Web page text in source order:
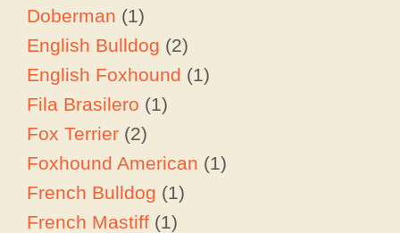
Doberman (1)
English Bulldog (2)
English Foxhound (1)
Fila Brasilero (1)
Fox Terrier (2)
Foxhound American (1)
French Bulldog (1)
French Mastiff (1)